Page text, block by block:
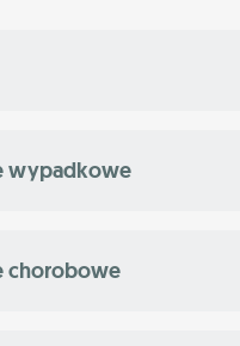
wypadkowe
chorobowe